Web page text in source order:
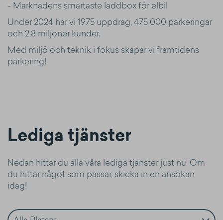
- Marknadens smartaste laddbox för elbil
Under 2024 har vi 1975 uppdrag, 475 000 parkeringar
och 2,8 miljoner kunder.
Med miljö och teknik i fokus skapar vi framtidens
parkering!
Lediga tjänster
Nedan hittar du alla våra lediga tjänster just nu. Om
du hittar något som passar, skicka in en ansökan
idag!